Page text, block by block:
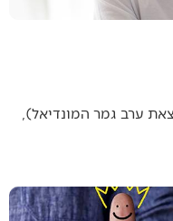
ערב גמר המונדיאל),